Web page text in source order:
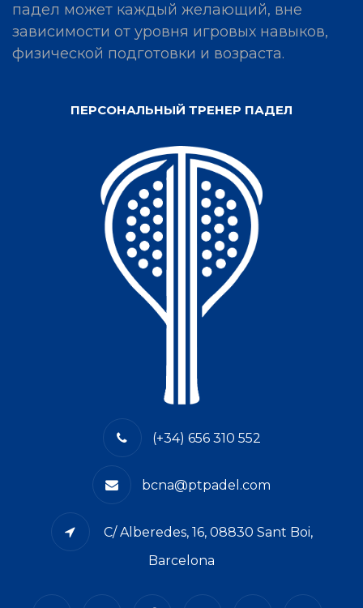
падел может каждый желающий, вне
зависимости от уровня игровых навыков,
физической подготовки и возраста.
ПЕРСОНАЛЬНЫЙ ТРЕНЕР ПАДЕЛ
(+34) 656 310 552
bcna@ptpadel.com
C/ Alberedes, 16, 08830 Sant Boi,
Barcelona